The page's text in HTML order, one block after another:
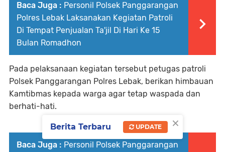
Baca Juga : Personil Polsek Panggarangan
Polres Lebak Laksanakan Kegiatan Patroli
Di Tempat Penjualan Ta'jil Di Hari Ke 15
Bulan Romadhon
Pada pelaksanaan kegiatan tersebut petugas patroli
Polsek Panggarangan Polres Lebak, berikan himbauan
Kamtibmas kepada warga agar tetap waspada dan
berhati-hati.
Baca Juga : Personil Polsek Panggarangan
×
Berita Terbaru UPDATE